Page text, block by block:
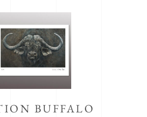
BUFFALO